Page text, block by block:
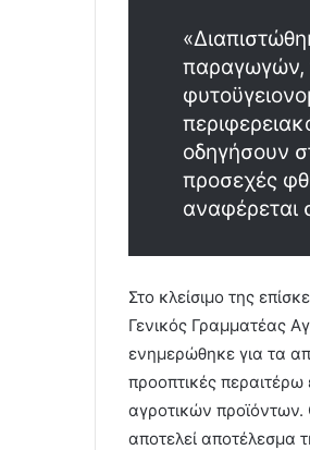
παραγωγών,
οδηγήσουν
προσεχές
αναφέρεται
Στο κλείσιμο της
Γενικός Γραμματέας
ενημερώθηκε για τα
προοπτικές
αγροτικών
αποτελεί αποτέλεσμα